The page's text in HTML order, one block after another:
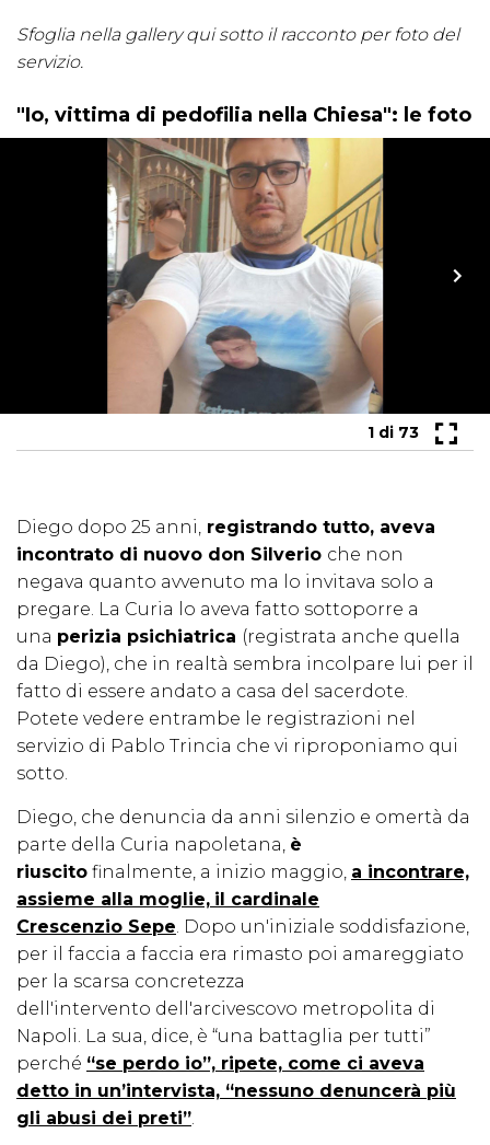
Sfoglia nella galleryqui sotto il racconto per foto del
servizio.
"Io, vittima di pedofilia nella Chiesa": le foto
1 di 73
Diego dopo 25 anni, registrando tutto, aveva
incontrato di nuovo don Silverio che non
negava quanto avvenuto ma lo invitava solo a
pregare. La Curia lo aveva fatto sottoporre a
una perizia psichiatrica (registrata anche quella
da Diego), che in realtà sembra incolpare lui per il
fatto di essere andato a casa del sacerdote.
Potete vedere entrambe le registrazioni nel
servizio di Pablo Trincia che vi riproponiamo qui
sotto.
Diego, che denuncia da anni silenzio e omertà da
parte della Curia napoletana, è
riuscito finalmente, a inizio maggio, a incontrare,
assieme alla moglie, il cardinale
Crescenzio Sepe . Dopo un'iniziale soddisfazione,
per il faccia a faccia era rimasto poi amareggiato
per la scarsa concretezza
dell'intervento dell'arcivescovo metropolita di
Napoli. La sua, dice, è “una battaglia per tutti”
perché “se perdo io”, ripete, come ci aveva
detto in un’intervista, “nessuno denuncerà più
gli abusi dei preti”